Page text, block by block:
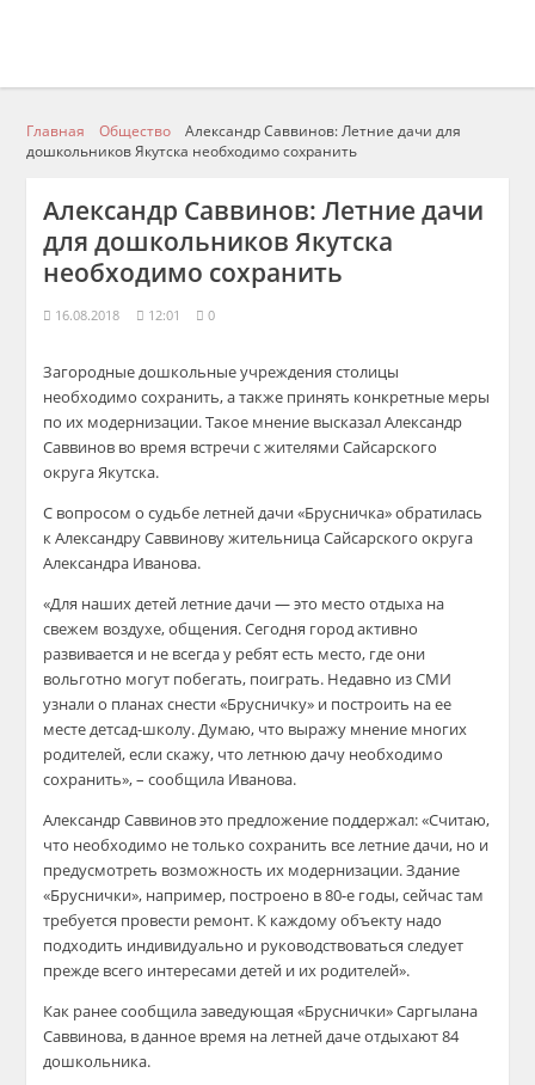
Главная Общество
Александр Саввинов: Летние дачи для
дошкольников Якутска необходимо сохранить
Александр Саввинов: Летние дачи
для дошкольников Якутска
необходимо сохранить
16.08.2018 12:01 0
Загородные дошкольные учреждения столицы
необходимо сохранить, а также принять конкретные меры
по их модернизации. Такое мнение высказал Александр
Саввинов во время встречи с жителямиСайсарского
округа Якутска.
С вопросом о судьбе летней дачи «Брусничка» обратилась
к АлександруСаввиновужительницаСайсарского округа
Александра Иванова.
«Для наших детей летние дачи — это место отдыха на
свежем воздухе, общения. Сегодня город активно
развивается и не всегда у ребят есть место, где они
вольготно могут побегать, поиграть. Недавно из СМИ
узнали о планах снести «Брусничку» и построить на ее
месте детсад-школу. Думаю, что выражу мнение многих
родителей, если скажу, что летнюю дачу необходимо
сохранить»,– сообщила Иванова.
АлександрСаввиновэто предложение поддержал:«Считаю,
что необходимо не только сохранить все летние дачи, но и
предусмотреть возможность их модернизации. Здание
«Бруснички», например, построено в 80-е годы, сейчас там
требуется провести ремонт. К каждому объекту надо
подходить индивидуально и руководствоваться следует
прежде всего интересами детей и их родителей».
Как ранее сообщила заведующая «Бруснички» Саргылана
Саввинова, в данное время на летней даче отдыхают 84
дошкольника.